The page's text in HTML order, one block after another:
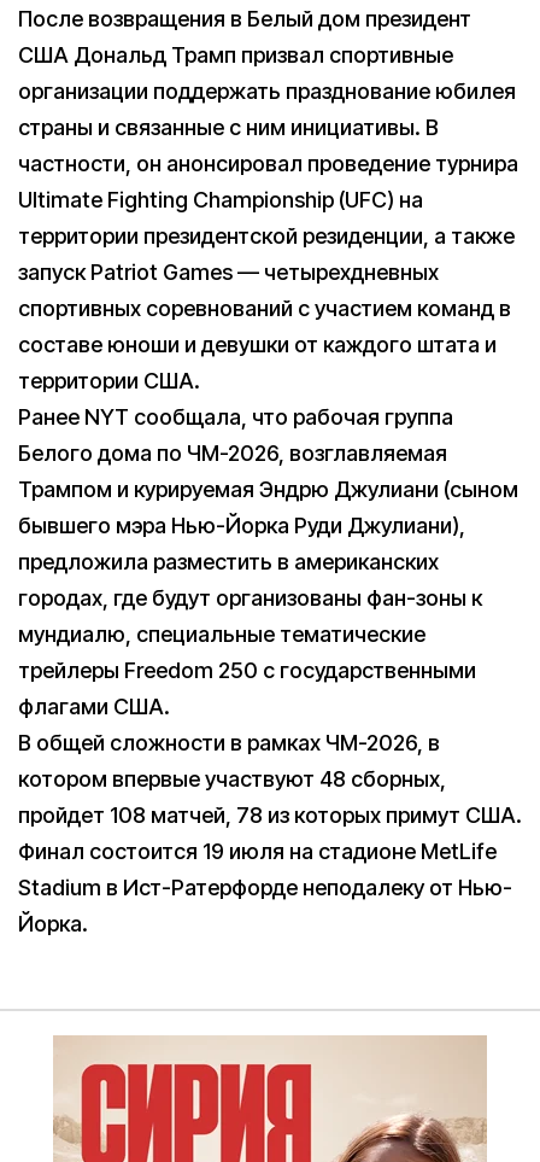
После возвращения в Белый дом президент
США Дональд Трамп призвал спортивные
организации поддержать празднование юбилея
страны и связанные с ним инициативы. В
частности, он анонсировал проведение турнира
Ultimate Fighting Championship (UFC) на
территории президентской резиденции, а также
запуск Patriot Games — четырехдневных
спортивных соревнований с участием команд в
составе юноши и девушки от каждого штата и
территории США.
Ранее NYT сообщала, что рабочая группа
Белого дома по ЧМ-2026, возглавляемая
Трампом и курируемая Эндрю Джулиани (cыном
бывшего мэра Нью-Йорка Руди Джулиани),
предложила разместить в американских
городах, где будут организованы фан-зоны к
мундиалю, специальные тематические
трейлеры Freedom 250 с государственными
флагами США.
В общей сложности в рамках ЧМ-2026, в
котором впервые участвуют 48 сборных,
пройдет 108 матчей, 78 из которых примут США.
Финал состоится 19 июля на стадионе MetLife
Stadium в Ист-Ратерфорде неподалеку от Нью-
Йорка.